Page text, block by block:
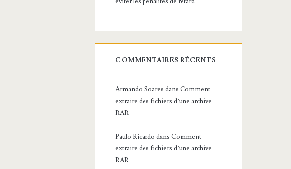
COMMENTAIRES RÉCENTS
Armando Soares dansComment
extraire des fichiers d’une archive
RAR
Paulo Ricardo dansComment
extraire des fichiers d’une archive
RAR